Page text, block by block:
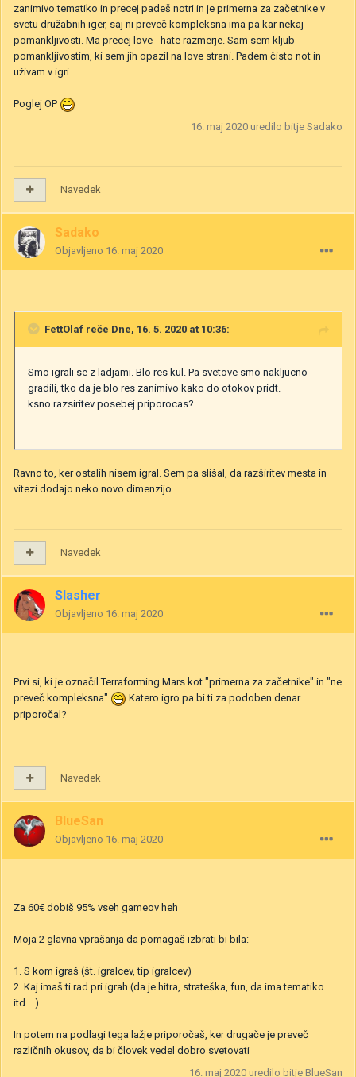
zanimivo tematiko in precej padeš notri in je primerna za začetnike v
svetu družabnih iger, saj ni preveč kompleksna ima pa kar nekaj
pomankljivosti. Ma precej love - hate razmerje. Sam sem kljub
pomankljivostim, ki sem jih opazil na love strani. Padem čisto not in
uživam v igri.
Poglej OP
16. maj 2020 uredilo bitje Sadako
Navedek
Sadako
Objavljeno 16. maj 2020
FettOlaf reče Dne, 16. 5. 2020 at 10:36:
Smo igrali se z ladjami. Blo res kul. Pa svetove smo nakljucno
gradili, tko da je blo res zanimivo kako do otokov pridt.
ksno razsiritev posebej priporocas?
Ravno to, ker ostalih nisem igral. Sem pa slišal, da razširitev mesta in
vitezi dodajo neko novo dimenzijo.
Navedek
Slasher
Objavljeno 16. maj 2020
Prvi si, ki je označil Terraforming Mars kot "primerna za začetnike" in "ne
preveč kompleksna"
Katero igro pa bi ti za podoben denar
priporočal?
Navedek
BlueSan
Objavljeno 16. maj 2020
Za 60€ dobiš 95% vseh gameov heh
Moja 2 glavna vprašanja da pomagaš izbrati bi bila:
1. S kom igraš (št. igralcev, tip igralcev)
2. Kaj imaš ti rad pri igrah (da je hitra, strateška, fun, da ima tematiko
itd....)
In potem na podlagi tega lažje priporočaš, ker drugače je preveč
različnih okusov, da bi človek vedel dobro svetovati
16. maj 2020 uredilo bitje BlueSan